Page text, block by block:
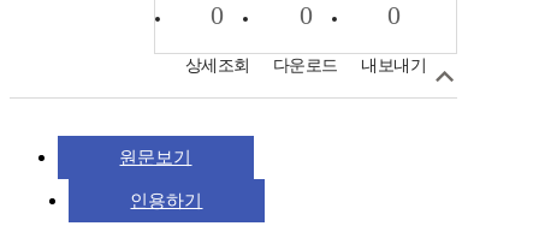
0
상세조회
0
다운로드
0
내보내기
원문보기
인용하기